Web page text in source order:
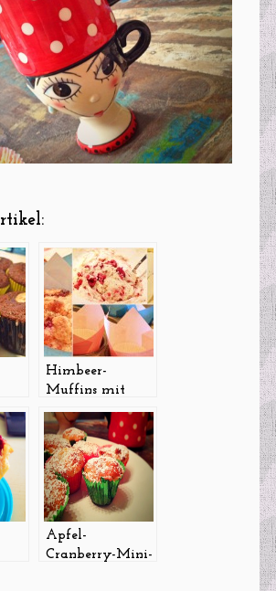
Himbeer-
Muffins mit
leckerer
Zimtzucker-
Kruste
Apfel-
Cranberry-Mini-